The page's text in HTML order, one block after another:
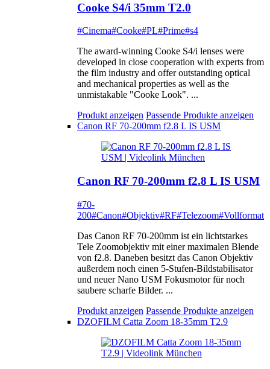
Cooke S4/i 35mm T2.0
#Cinema#Cooke#PL#Prime#s4
The award-winning Cooke S4/i lenses were
developed in close cooperation with experts from
the film industry and offer outstanding optical
and mechanical properties as well as the
unmistakable "Cooke Look". ...
Produkt anzeigen Passende Produkte anzeigen
Canon RF 70-200mm f2.8 L IS USM
Canon RF 70-200mm f2.8 L IS USM
#70-
200#Canon#Objektiv#RF#Telezoom#Vollformat
Das Canon RF 70-200mm ist ein lichtstarkes
Tele Zoomobjektiv mit einer maximalen Blende
von f2.8. Daneben besitzt das Canon Objektiv
außerdem noch einen 5-Stufen-Bildstabilisator
und neuer Nano USM Fokusmotor für noch
saubere scharfe Bilder. ...
Produkt anzeigen Passende Produkte anzeigen
DZOFILM Catta Zoom 18-35mm T2.9